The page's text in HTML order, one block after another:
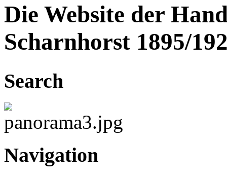
Die Website der
Scharnhorst 1895/
Search
Navigation